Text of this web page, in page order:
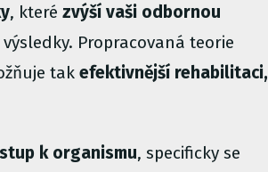
, které zvýší vaši odbornou
Propracovaná teorie
tak efektivnější rehabilitaci,
k organismu, specificky se